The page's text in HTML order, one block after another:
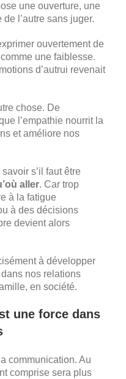
une ouverture, une
l’autre sans juger.
ouvertement de
une faiblesse.
d’autrui revenait
chose. De
l’empathie nourrit la
et améliore nos
s’il faut être
aller. Car trop
à la fatigue
à des décisions
devient alors
à développer
nos relations
en société.
une force dans
communication. Au
comprise sera plus